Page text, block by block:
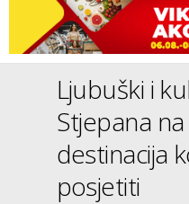
Ljubuški i
Stjepana
destinacija
posjetiti